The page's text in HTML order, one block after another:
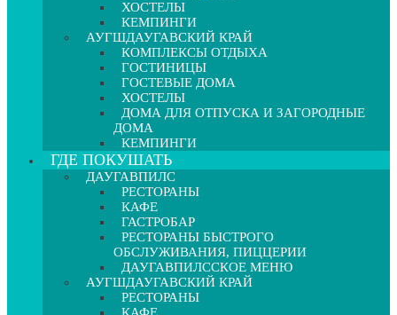
ХОСТЕЛЫ
КЕМПИНГИ
АУГШДАУГАВСКИЙ КРАЙ
КОМПЛЕКСЫ ОТДЫХА
ГОСТИНИЦЫ
ГОСТЕВЫЕ ДОМА
ХОСТЕЛЫ
ДОМА ДЛЯ ОТПУСКА И ЗАГОРОДНЫЕ
ДОМА
КЕМПИНГИ
ГДЕ ПОКУШАТЬ
ДАУГАВПИЛС
РЕСТОРАНЫ
КАФЕ
ГАСТРОБАР
РЕСТОРАНЫ БЫСТРОГО
ОБСЛУЖИВАНИЯ, ПИЦЦЕРИИ
ДАУГАВПИЛССКОЕ МЕНЮ
АУГШДАУГАВСКИЙ КРАЙ
РЕСТОРАНЫ